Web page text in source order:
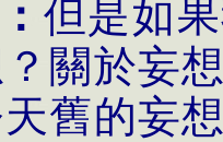
但是如
關於妄
舊的妄